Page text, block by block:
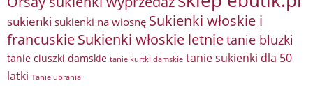
sukienki sukienki na wiosnę Sukienki włoskie i
francuskieSukienki włoskie letnietanie bluzki
tanie ciuszki damskie tanie kurtki damskie tanie sukienki dla 50
latki Tanie ubrania